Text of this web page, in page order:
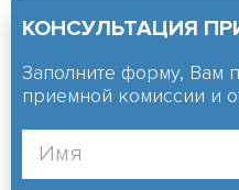
КОНСУЛЬТАЦИЯ
Заполните форму, Вам
приемной комиссии и